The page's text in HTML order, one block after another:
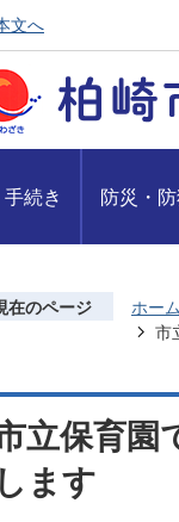
文へ
続き 防災・
在のページ ホーム
市
立保育園
します